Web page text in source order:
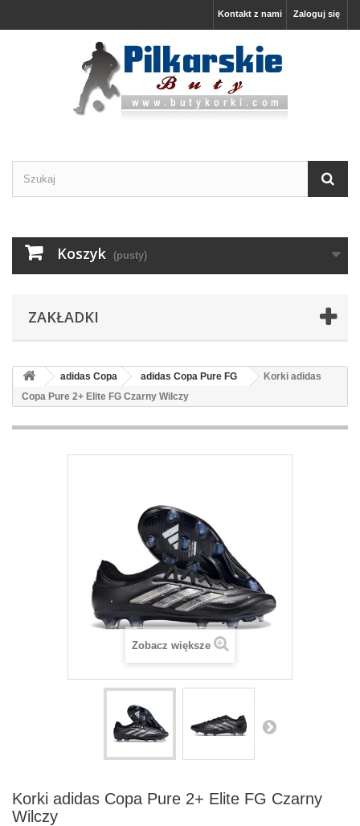
Zaloguj się
Kontakt z nami
Koszyk (pusty)
ZAKŁADKI
adidas Copa adidas Copa Pure FG
Korki adidas
Copa Pure 2+ Elite FG Czarny Wilczy
Zobacz większe
Korki adidas Copa Pure 2+ Elite FG Czarny
Wilczy